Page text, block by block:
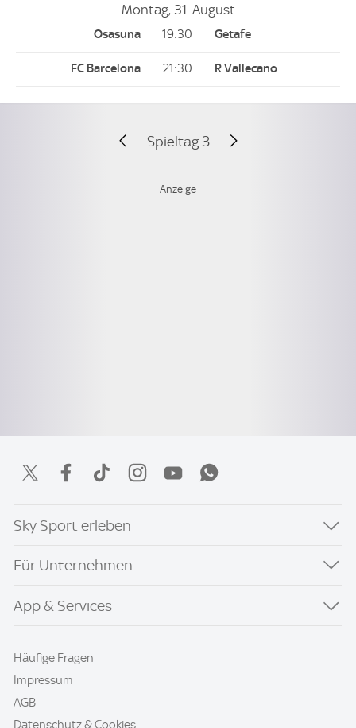
Montag, 31. August
19:30
21:30
Spieltag 3
Sky Sport erleben
Für Unternehmen
App & Services
Häufige Fragen
Impressum
AGB
Datenschutz & Cookies